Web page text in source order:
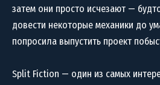
затем они просто исчезают —
довести некоторые механики до
попросила выпустить проект
Split Fiction — один из самых